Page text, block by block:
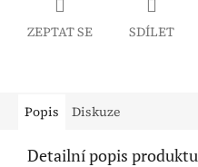
ZEPTAT SE SDÍLET
Popis Diskuze
Detailní popis produktu